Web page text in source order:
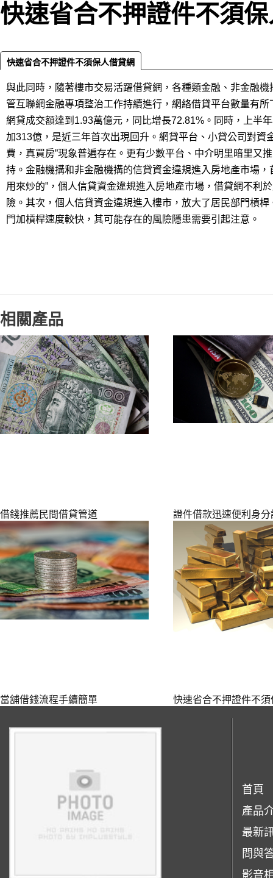
快速省合不押證件不須
快速省合不押證件不須保人借貸網
與此同時，隨著樓市交易活躍借貸網，各種類金融、非金融
管互聯網金融專項整治工作持續進行，網絡借貸平台數量有
網貸成交額達到1.93萬億元，同比增長72.81%。同時，上半
加313億，是近三年首次出現回升。網貸平台、小貸公司對資
費，真買房”現象普遍存在。更有少數平台、中介明里暗里又
持。金融機搆和非金融機搆的信貸資金違規進入房地產市場
用來炒的”，個人信貸資金違規進入房地產市場，借貸網不利
險。其次，個人信貸資金違規進入樓市，放大了居民部門槓
門加槓桿速度較快，其可能存在的風險隱患需要引起注意。
相關產品
借錢推薦民間借貸管道 證件借款迅速便利身分
當舖借錢流程手續簡單 快速省合不押證件不
首頁
產品
最新
問與
影音